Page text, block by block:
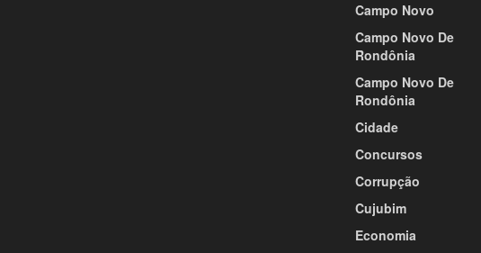
Campo Novo
Campo Novo De
Rondônia
Campo Novo De
Rondônia
Cidade
Concursos
Corrupção
Cujubim
Economia